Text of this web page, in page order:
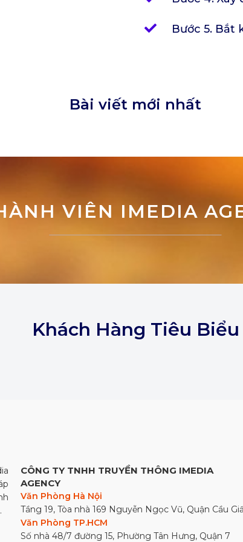
Bước 5. Bắt
Bài viết mới nhất
VIÊN IMEDIA
Khách Hàng Tiêu Biểu
CÔNG TY TNHH TRUYỀN THÔNG IMEDIA
AGENCY
Văn Phòng Hà Nội
Tầng 19, Tòa nhà 169 Nguyễn Ngọc Vũ, Quận Cầu
Văn Phòng TP.HCM
Số nhà 48/7 đường 15, Phường Tân Hưng, Quận 7